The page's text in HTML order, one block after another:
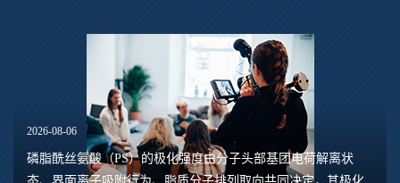
2026-08-06
磷脂酰丝氨酸（PS）的极化强度由分子头部基团电荷解离状